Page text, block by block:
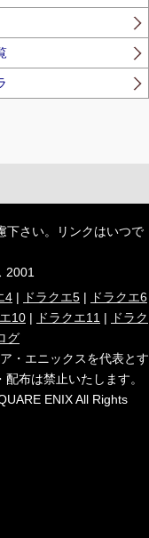
下さい。リンクはいつで
2001
4 | ドラクエ5 |
ドラクエ6
10 | ドラクエ11 |
ドラク
グ
・エニックスを代表とす
布は禁止いたします。
ENIX All Rights